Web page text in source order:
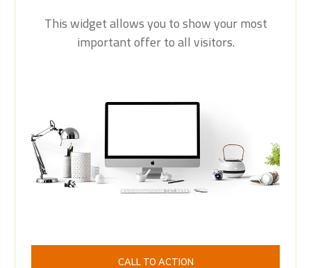
This widget allows you to show your most
important offer to all visitors.
CALL TO ACTION